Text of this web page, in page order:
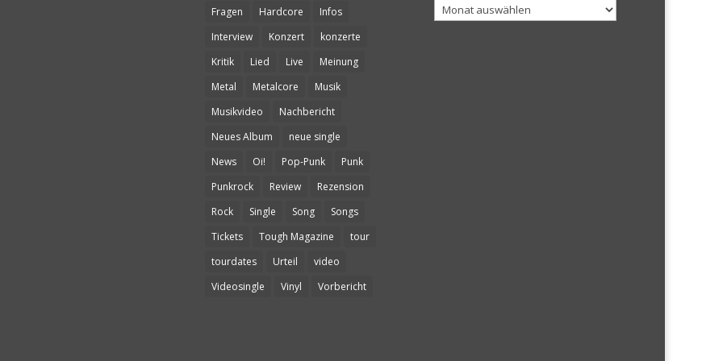
Fragen Hardcore
Infos
Interview
Konzert
konzerte
Kritik
Lied Live
Meinung
Metal
Metalcore
Musik
Musikvideo
Nachbericht
Neues Album
neue single
News
Oi! Pop-Punk
Punk
Punkrock
Review
Rezension
Rock
Single Song
Songs
Tickets
Tough Magazine
tour
tourdates
Urteil
video
Videosingle
Vinyl Vorbericht
Archiv